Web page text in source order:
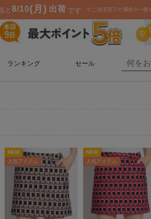
ランキング セール
NEW
人気アイテム
NEW
人気アイテム